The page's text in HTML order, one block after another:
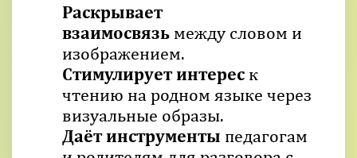
Раскрывает
взаимосвязь между словом и
изображением.
Стимулирует интерес к
чтению на родном языке через
визуальные образы.
Даёт инструменты педагогам